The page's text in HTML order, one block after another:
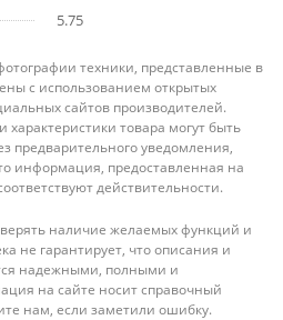
5.75
техники, представленные в
с использованием открытых
сайтов производителей.
товара могут быть
предварительного уведомления,
информация, предоставленная на
действительности.
наличие желаемых функций и
не гарантирует, что описания и
надежными, полными и
на сайте носит справочный
нам, если заметили ошибку.